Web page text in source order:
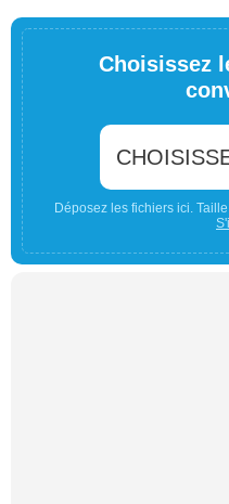
Choisissez
Déposez les fichiers ici.